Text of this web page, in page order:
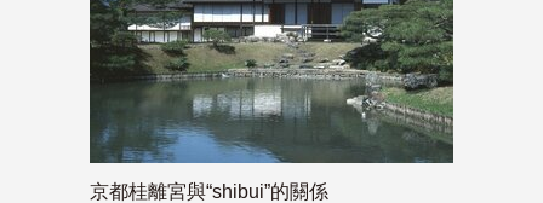
京都桂離宮與“shibui”的關係